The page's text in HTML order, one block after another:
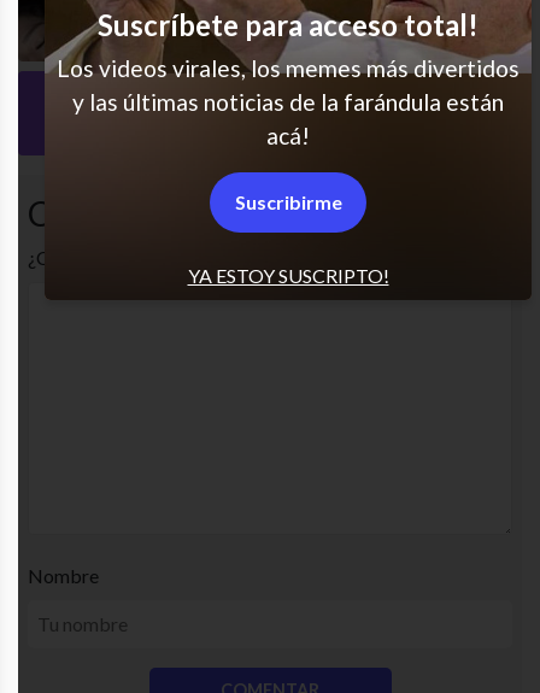
Ojo de loca no se equivoca
Es como que lo detectan
Comentarios
¿Cuál es tu opinión? Comenta!
Nombre
YA ESTOY SUSCRIPTO!
Suscríbete para acceso total!
Los videos virales, los memes más divertidos
y las últimas noticias de la farándula están
acá!
Suscribirme